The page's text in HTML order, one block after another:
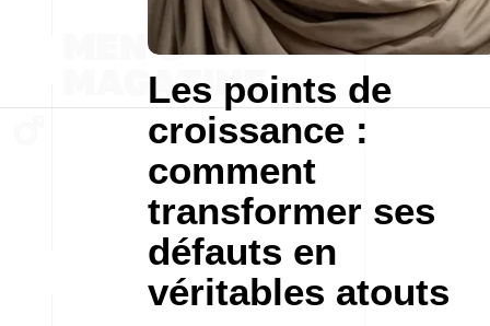
Les points de
croissance :
comment
transformer ses
défauts en
véritables atouts